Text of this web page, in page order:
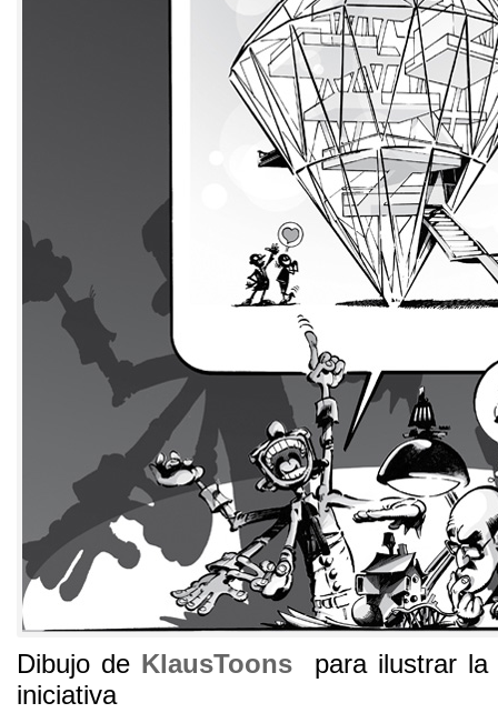
Dibujo de KlausToons para ilustrar
iniciativa